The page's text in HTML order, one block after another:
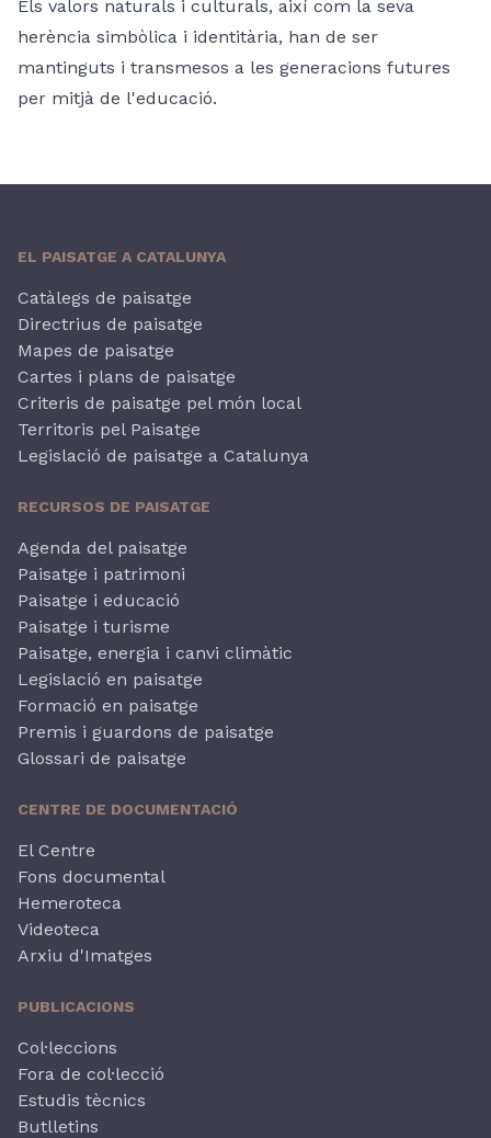
Els valors naturals i culturals, així com la seva
herència simbòlica i identitària, han de ser
mantinguts i transmesos a les generacions futures
per mitjà de l'educació.
EL PAISATGE A CATALUNYA
Catàlegs de paisatge
Directrius de paisatge
Mapes de paisatge
Cartes i plans de paisatge
Criteris de paisatge pel món local
Territoris pel Paisatge
Legislació de paisatge a Catalunya
RECURSOS DE PAISATGE
Agenda del paisatge
Paisatge i patrimoni
Paisatge i educació
Paisatge i turisme
Paisatge, energia i canvi climàtic
Legislació en paisatge
Formació en paisatge
Premis i guardons de paisatge
Glossari de paisatge
CENTRE DE DOCUMENTACIÓ
El Centre
Fons documental
Hemeroteca
Videoteca
Arxiu d'Imatges
PUBLICACIONS
Col·leccions
Fora de col·lecció
Estudis tècnics
Butlletins